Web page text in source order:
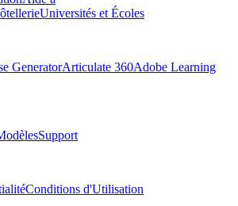
Universités et Écoles
GeneratorArticulate 360Adobe Learning
Support
Conditions d'Utilisation